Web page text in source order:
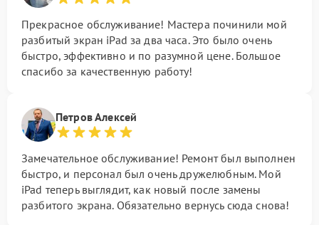
Прекрасное обслуживание! Мастера починили мой
разбитый экран iPad за два часа. Это было очень
быстро, эффективно и по разумной цене. Большое
спасибо за качественную работу!
Петров Алексей
Замечательное обслуживание! Ремонт был выполнен
быстро, и персонал был очень дружелюбным. Мой
iPad теперь выглядит, как новый после замены
разбитого экрана. Обязательно вернусь сюда снова!